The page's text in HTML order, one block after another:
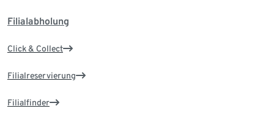
Filialabholung
Click & Collect
Filialreservierung
Filialfinder